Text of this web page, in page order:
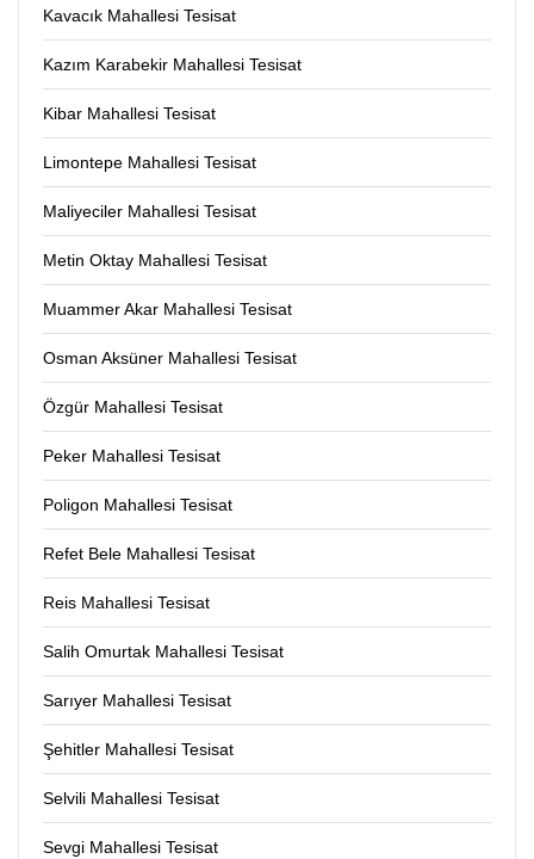
Kavacık Mahallesi Tesisat
Kazım Karabekir Mahallesi Tesisat
Kibar Mahallesi Tesisat
Limontepe Mahallesi Tesisat
Maliyeciler Mahallesi Tesisat
Metin Oktay Mahallesi Tesisat
Muammer Akar Mahallesi Tesisat
Osman Aksüner Mahallesi Tesisat
Özgür Mahallesi Tesisat
Peker Mahallesi Tesisat
Poligon Mahallesi Tesisat
Refet Bele Mahallesi Tesisat
Reis Mahallesi Tesisat
Salih Omurtak Mahallesi Tesisat
Sarıyer Mahallesi Tesisat
Şehitler Mahallesi Tesisat
Selvili Mahallesi Tesisat
Sevgi Mahallesi Tesisat